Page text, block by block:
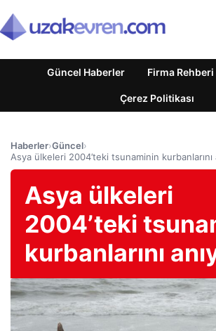
Güncel Haberler Firma Rehberi
Çerez Politikası
Haberler›Güncel›
Asya ülkeleri 2004’teki tsunaminin kurbanlarını
Asya ülkeleri
2004’teki
kurbanlarını